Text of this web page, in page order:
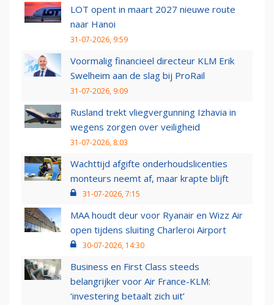
LOT opent in maart 2027 nieuwe route
naar Hanoi
31-07-2026, 9:59
Voormalig financieel directeur KLM Erik
Swelheim aan de slag bij ProRail
31-07-2026, 9:09
Rusland trekt vliegvergunning Izhavia in
wegens zorgen over veiligheid
31-07-2026, 8:03
Wachttijd afgifte onderhoudslicenties
monteurs neemt af, maar krapte blijft
31-07-2026, 7:15
MAA houdt deur voor Ryanair en Wizz Air
open tijdens sluiting Charleroi Airport
30-07-2026, 14:30
Business en First Class steeds
belangrijker voor Air France-KLM:
‘investering betaalt zich uit’